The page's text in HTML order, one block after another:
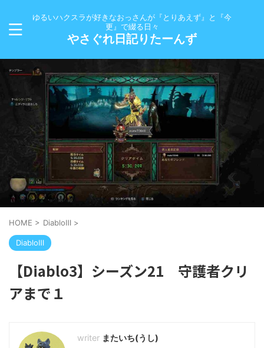
ゆるいハクスラが好きなおっさんが『とりあえず』と『今
更』で綴る日々
やさぐれ日記りたーんず
HOME > DiabloⅢ >
DiabloⅢ
【Diablo3】シーズン21 守護者クリ
アまで１
またいち(うし)